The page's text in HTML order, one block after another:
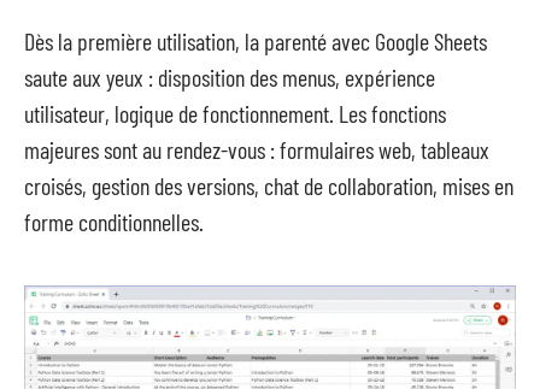
Dès la première utilisation, la parenté avec Google Sheets
saute aux yeux : disposition des menus, expérience
utilisateur, logique de fonctionnement. Les fonctions
majeures sont au rendez-vous : formulaires web, tableaux
croisés, gestion des versions, chat de collaboration, mises en
forme conditionnelles.